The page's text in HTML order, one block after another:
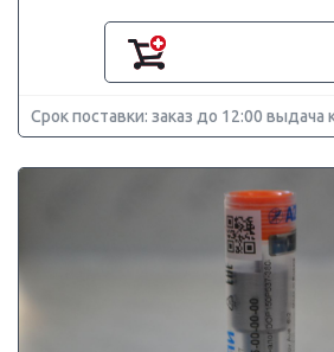
Срок поставки: заказ до 12:00 выдача